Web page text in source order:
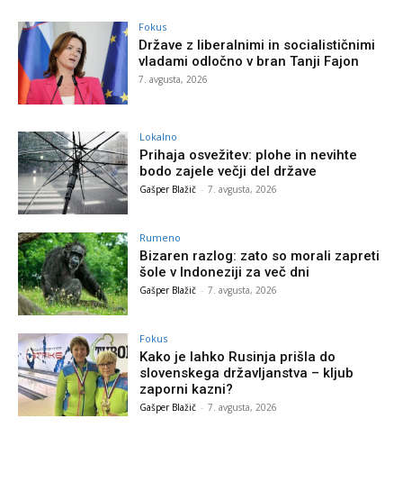
Fokus
Države z liberalnimi in socialističnimi
vladami odločno v bran Tanji Fajon
7. avgusta, 2026
Lokalno
Prihaja osvežitev: plohe in nevihte
bodo zajele večji del države
Gašper Blažič - 7. avgusta, 2026
Rumeno
Bizaren razlog: zato so morali zapreti
šole v Indoneziji za več dni
Gašper Blažič - 7. avgusta, 2026
Fokus
Kako je lahko Rusinja prišla do
slovenskega državljanstva – kljub
zaporni kazni?
Gašper Blažič - 7. avgusta, 2026